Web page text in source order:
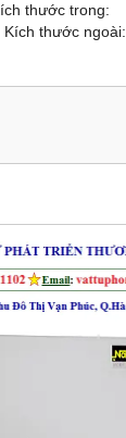
thước trong:
thước ngoài: